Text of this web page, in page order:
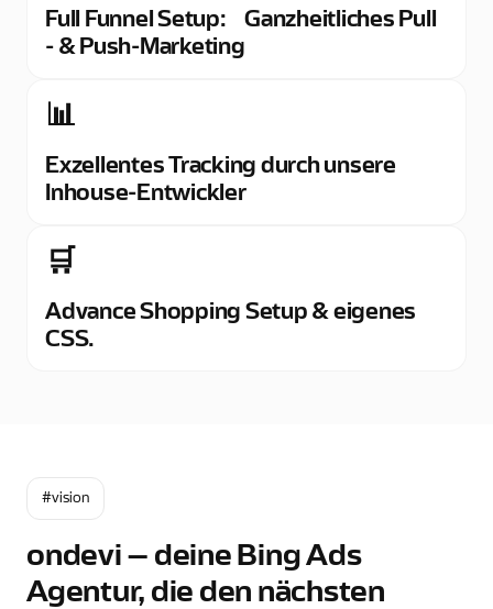
Full Funnel Setup: Ganzheitliches Pull
- & Push-Marketing
📊
Exzellentes Tracking durch unsere
Inhouse-Entwickler
🛒
Advance Shopping Setup & eigenes
CSS.
#vision
ondevi – deine Bing Ads
Agentur, die den nächsten